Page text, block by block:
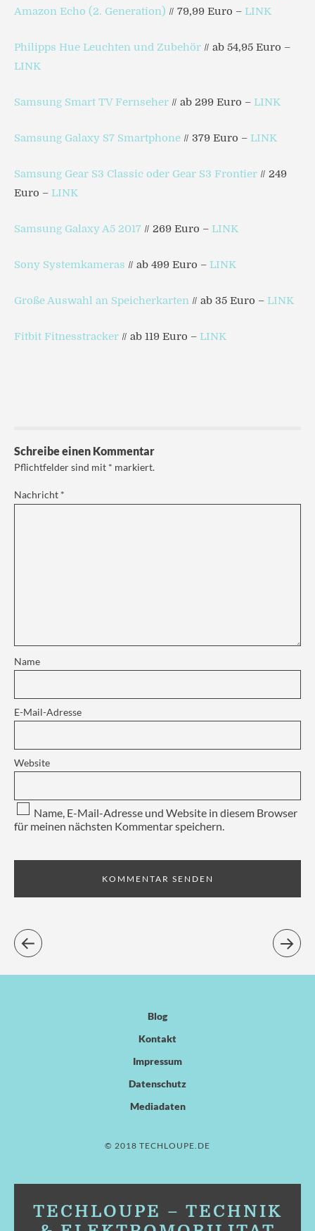
Amazon Echo (2. Generation) // 79,99 Euro – LINK
Philipps Hue Leuchten und Zubehör // ab 54,95 Euro –
LINK
Samsung Smart TV Fernseher // ab 299 Euro – LINK
Samsung Galaxy S7 Smartphone // 379 Euro – LINK
Samsung Gear S3 Classic oder Gear S3 Frontier // 249
Euro – LINK
Samsung Galaxy A5 2017 // 269 Euro – LINK
Sony Systemkameras // ab 499 Euro – LINK
Große Auswahl an Speicherkarten // ab 35 Euro – LINK
Fitbit Fitnesstracker // ab 119 Euro – LINK
Schreibe einen Kommentar
Pflichtfelder sind mit * markiert.
Nachricht *
Name
E-Mail-Adresse
Website
Name, E-Mail-Adresse und Website in diesem Browser
für meinen nächsten Kommentar speichern.
Blog
Kontakt
Impressum
Datenschutz
Mediadaten
© 2018 TECHLOUPE.DE
TECHLOUPE – TECHNIK